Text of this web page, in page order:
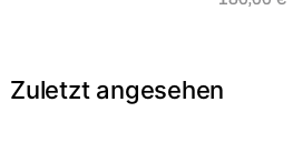
Zuletzt angesehen